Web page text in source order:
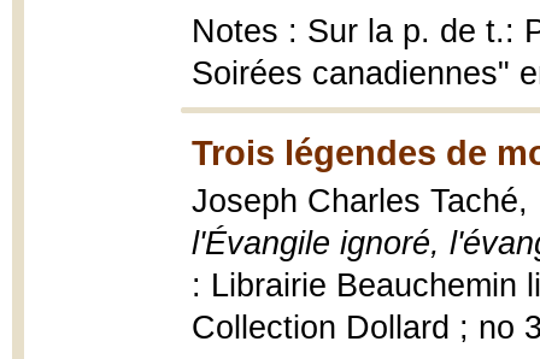
Notes : Sur la p. de t.:
Soirées canadiennes"
Trois légendes de
Joseph Charles Taché,
l'Évangile ignoré,
: Librairie Beauchemin
Collection Dollard ; no